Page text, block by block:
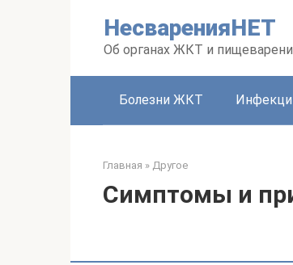
НесваренияНЕТ
Об органах ЖКТ и
Болезни ЖКТ
Главная » Другое
Симптомы и